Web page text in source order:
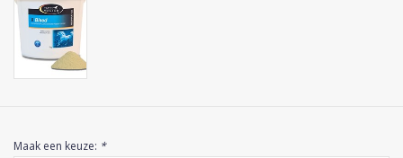
Maak een keuze: *